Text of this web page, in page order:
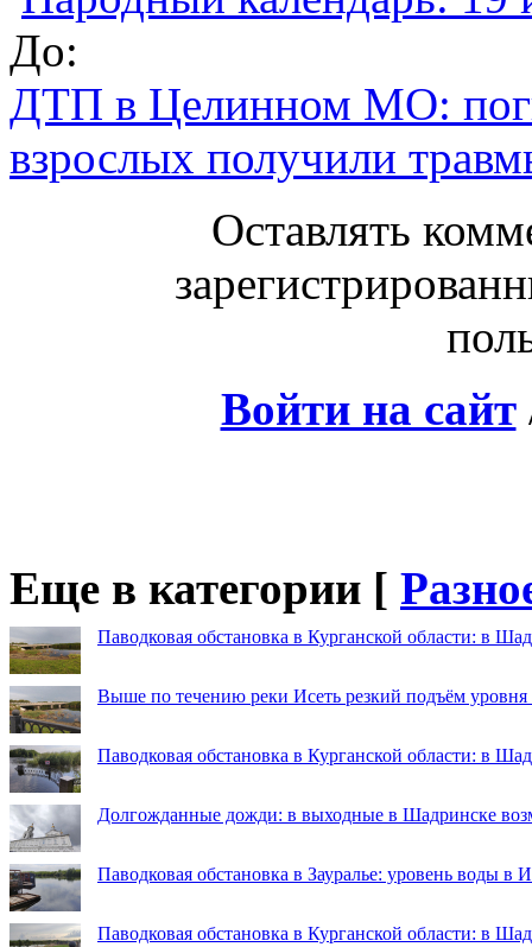
До:
ДТП в Целинном МО:
взрослых получили
Оставлять
Войти на сайт
Еще в категории [
Паводковая обстановка в Курганской области: в
Выше по течению реки Исеть резкий подъём
Паводковая обстановка в Курганской области: в
Долгожданные дожди: в выходные в Шадринске
Паводковая обстановка в Зауралье: уровень воды в
Паводковая обстановка в Курганской области: в